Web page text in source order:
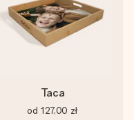
Taca
od 127,00 zł